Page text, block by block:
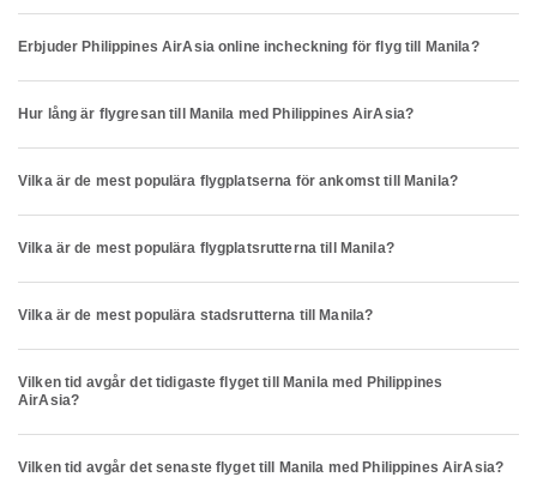
Erbjuder Philippines AirAsia online incheckning för flyg till Manila?
Hur lång är flygresan till Manila med Philippines AirAsia?
Vilka är de mest populära flygplatserna för ankomst till Manila?
Vilka är de mest populära flygplatsrutterna till Manila?
Vilka är de mest populära stadsrutterna till Manila?
Vilken tid avgår det tidigaste flyget till Manila med Philippines
AirAsia?
Vilken tid avgår det senaste flyget till Manila med Philippines AirAsia?